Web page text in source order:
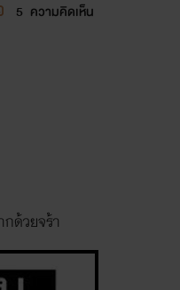
5 ความคิดเห็น
ด้วยจร้า